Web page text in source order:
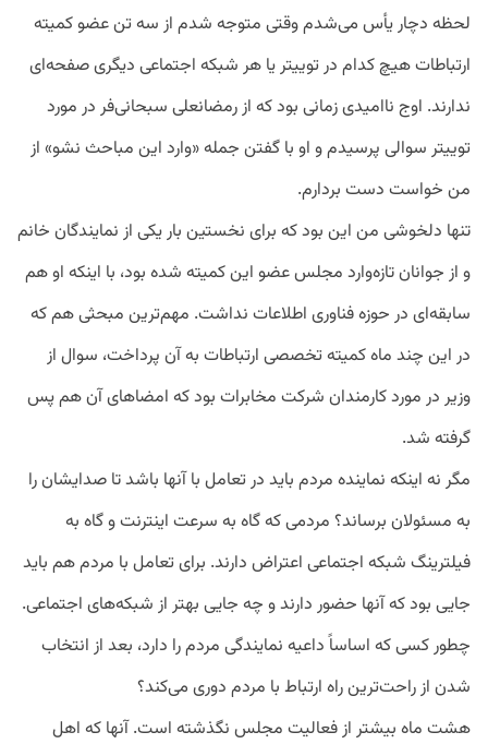
لحظه دچار یأس می‌شدم وقتی متوجه شدم از سه تن عضو کمیته
ارتباطات هیچ کدام در توییتر یا هر شبکه اجتماعی دیگری صفحه‌ای
ندارند. اوج ناامیدی زمانی بود که از رمضانعلی سبحانی‌فر در مورد
توییتر سوالی پرسیدم و او با گفتن جمله «وارد این مباحث نشو» از
من خواست دست بردارم.
تنها دلخوشی من این بود که برای نخستین بار یکی از نمایندگان خانم
و از جوانان تازه‌وارد مجلس عضو این کمیته شده بود، با اینکه او هم
سابقه‌ای در حوزه فناوری اطلاعات نداشت. مهم‌ترین مبحثی هم که
در این چند ماه کمیته تخصصی ارتباطات به آن پرداخت، سوال از
وزیر در مورد کارمندان شرکت مخابرات بود که امضاهای آن هم پس
گرفته شد.
مگر نه اینکه نماینده مردم باید در تعامل با آنها باشد تا صدایشان را
به مسئولان برساند؟ مردمی که گاه به سرعت اینترنت و گاه به
فیلترینگ شبکه اجتماعی اعتراض دارند. برای تعامل با مردم هم باید
جایی بود که آنها حضور دارند و چه جایی بهتر از شبکه‌های اجتماعی.
چطور کسی که اساساً داعیه نمایندگی مردم را دارد، بعد از انتخاب
شدن از راحت‌ترین راه ارتباط با مردم دوری می‌کند؟
هشت ماه بیشتر از فعالیت مجلس نگذشته است. آنها که اهل